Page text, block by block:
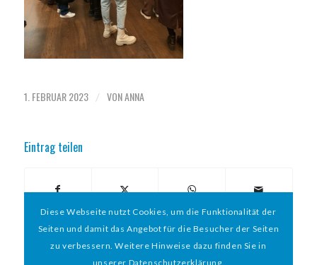
1. FEBRUAR 2023 / VONANNA
Eintrag teilen
Diese Webseite nutzt Cookies, um die Funktionalität der
Seiten und damit das Angebot für die Besucher der Seiten
zu verbessern. Weitere Hinweise dazu finden Sie in
unserer Datenschutzerklärung.